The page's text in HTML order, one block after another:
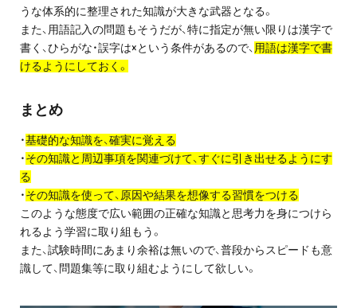
うな体系的に整理された知識が大きな武器となる。
また、用語記入の問題もそうだが、特に指定が無い限りは漢字で
書く、ひらがな・誤字は×という条件があるので、 用語は漢字で書
けるようにしておく。
まとめ
・基礎的な知識を、確実に覚える
・その知識と周辺事項を関連づけて、すぐに引き出せるようにす
る
・その知識を使って、原因や結果を想像する習慣をつける
このような態度で広い範囲の正確な知識と思考力を身につけら
れるよう学習に取り組もう。
また、試験時間にあまり余裕は無いので、普段からスピードも意
識して、問題集等に取り組むようにして欲しい。